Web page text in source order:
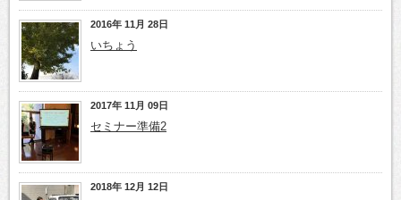
2016年 11月 28日
いちょう
2017年 11月 09日
セミナー準備2
2018年 12月 12日